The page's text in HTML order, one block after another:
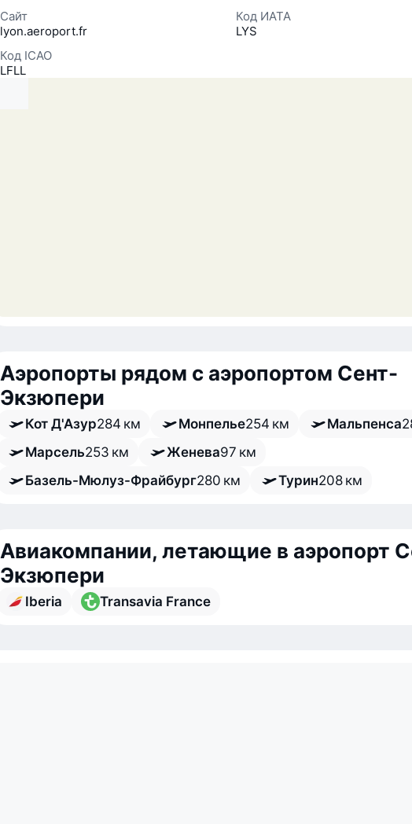
Сайт
lyon.aeroport.fr
Код ИАТА
LYS
Код ICAO
LFLL
Аэропорты рядом с аэропортом Сент-
Экзюпери
Кот Д'Азур284 км Монпелье254 км Мальпенса
Марсель253 км Женева97 км
Базель-Мюлуз-Фрайбург280 км Турин208 км
Авиакомпании, летающие в аэропорт
Экзюпери
Iberia Transavia France